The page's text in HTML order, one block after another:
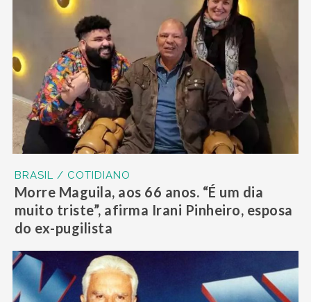
BRASIL / COTIDIANO
Morre Maguila, aos 66 anos. “É um dia
muito triste”, afirma Irani Pinheiro, esposa
do ex-pugilista